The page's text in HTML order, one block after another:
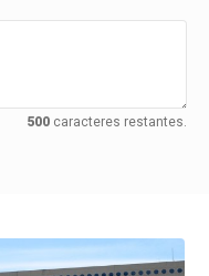
500caracteres restantes.